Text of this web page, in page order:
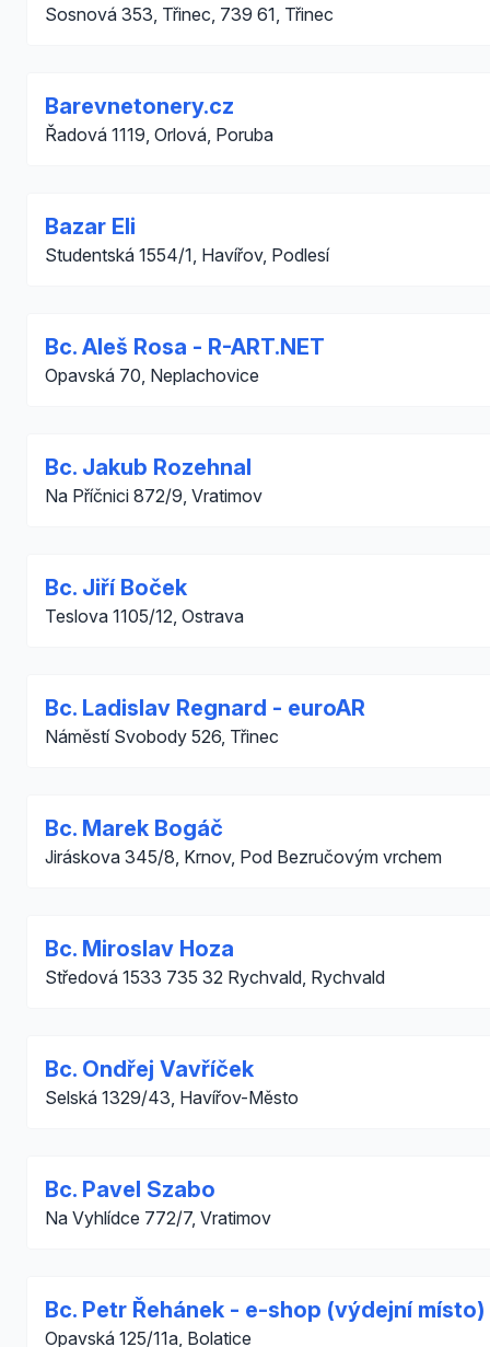
Sosnová 353, Třinec, 739 61, Třinec
Barevnetonery.cz
Řadová 1119, Orlová, Poruba
Bazar Eli
Studentská 1554/1, Havířov, Podlesí
Bc. Aleš Rosa - R-ART.NET
Opavská 70, Neplachovice
Bc. Jakub Rozehnal
Na Příčnici 872/9, Vratimov
Bc. Jiří Boček
Teslova 1105/12, Ostrava
Bc. Ladislav Regnard - euroAR
Náměstí Svobody 526, Třinec
Bc. Marek Bogáč
Jiráskova 345/8, Krnov, Pod Bezručovým vrchem
Bc. Miroslav Hoza
Středová 1533 735 32 Rychvald, Rychvald
Bc. Ondřej Vavříček
Selská 1329/43, Havířov-Město
Bc. Pavel Szabo
Na Vyhlídce 772/7, Vratimov
Bc. Petr Řehánek - e-shop (výdejní místo)
Opavská 125/11a, Bolatice